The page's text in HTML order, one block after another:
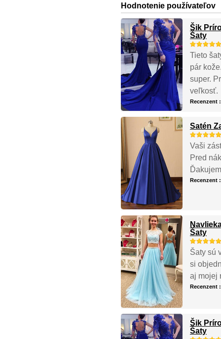
Hodnotenie používateľov
Šik
Šaty
Tieto
pár
super.
veľkosť.
Recenzent
Satén
Vaši
Pred
Recenzent
Šaty
Šaty sú
si
aj mojej
Recenzent
Šik
Šaty